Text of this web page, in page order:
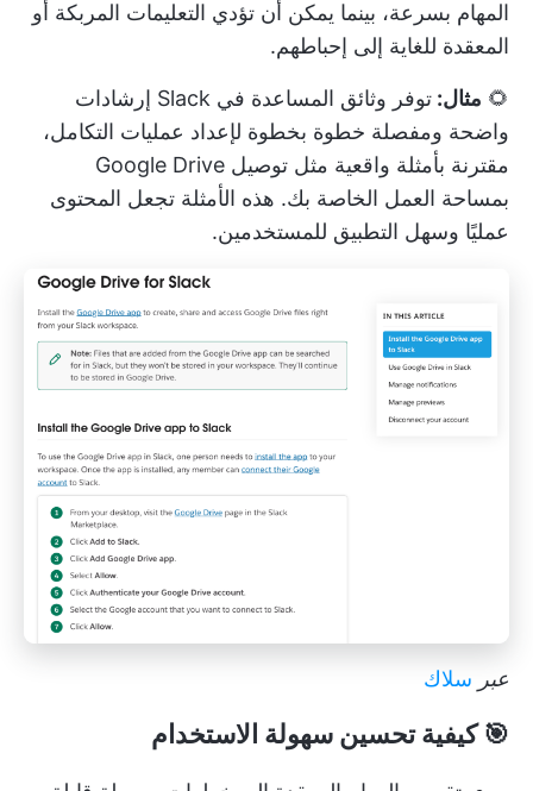
المهام بسرعة، بينما يمكن أن تؤدي التعليمات المربكة أو
المعقدة للغاية إلى إحباطهم.
🌻 مثال:
توفر وثائق المساعدة في Slack إرشادات
واضحة ومفصلة خطوة بخطوة لإعداد عمليات التكامل،
مقترنة بأمثلة واقعية مثل توصيل Google Drive
بمساحة العمل الخاصة بك. هذه الأمثلة تجعل المحتوى
عمليًا وسهل التطبيق للمستخدمين.
عبر سلاك
🎯 كيفية تحسين سهولة الاستخدام